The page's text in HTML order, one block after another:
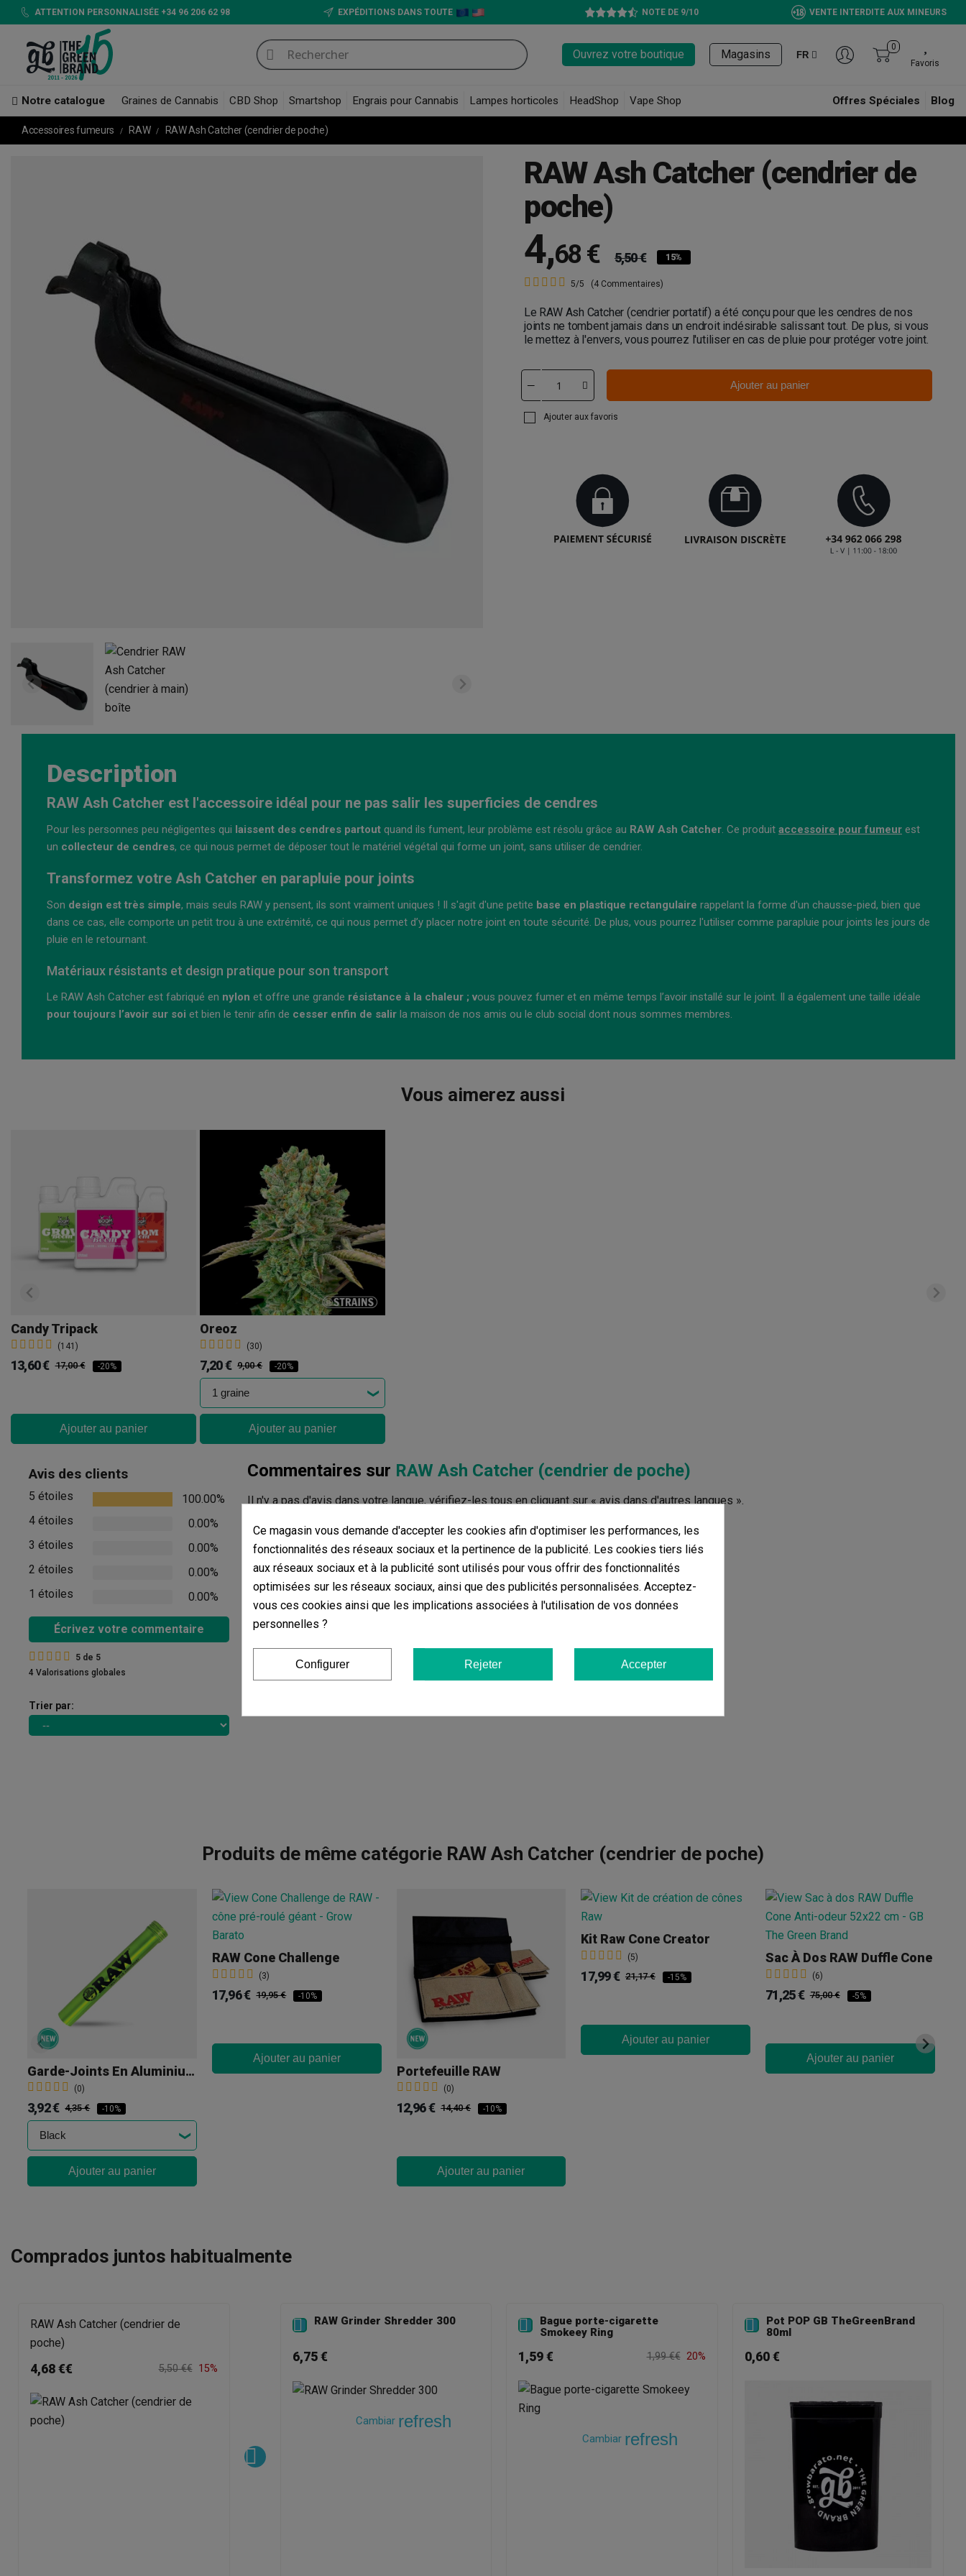
ATTENTION PERSONNALISÉE +34 96 206 62 98 EXPÉDITIONS DANS TOUTE NOTE DE 9/10 VENTE INTERDITE AUX MINEURS
Ouvrez votre boutique Magasins FR
0
Favoris
Notre catalogue Graines de Cannabis CBD Shop Smartshop Engrais pour Cannabis Lampes horticoles HeadShop Vape Shop Offres Spéciales Blog
Accessoires fumeurs RAW RAW Ash Catcher (cendrier de poche)
RAW Ash Catcher (cendrier de
poche)
4,68 € 5,50 € 15%
5/5 (4 Commentaires)
Le RAW Ash Catcher (cendrier portatif) a été conçu pour que les cendres de nos
joints ne tombent jamais dans un endroit indésirable salissant tout. De plus, si vous
le mettez à l'envers, vous pourrez l'utiliser en cas de pluie pour protéger votre joint.
Ajouter au panier
Ajouter aux favoris
Description
RAW Ash Catcher est l'accessoire idéal pour ne pas salir les superficies de cendres
Pour les personnes peu négligentes qui laissent des cendres partout quand ils fument, leur problème est résolu grâce au RAW Ash Catcher. Ce produit accessoire pour fumeur est
un collecteur de cendres, ce qui nous permet de déposer tout le matériel végétal qui forme un joint, sans utiliser de cendrier.
Transformez votre Ash Catcher en parapluie pour joints
Son design est très simple, mais seuls RAW y pensent, ils sont vraiment uniques ! Il s'agit d'une petite base en plastique rectangulaire rappelant la forme d'un chausse-pied, bien que
dans ce cas, elle comporte un petit trou à une extrémité, ce qui nous permet d’y placer notre joint en toute sécurité. De plus, vous pourrez l'utiliser comme parapluie pour joints les jours de
pluie en le retournant.
Matériaux résistants et design pratique pour son transport
Le RAW Ash Catcher est fabriqué en nylon et offre une grande résistance à la chaleur ; vous pouvez fumer et en même temps l’avoir installé sur le joint. Il a également une taille idéale
pour toujours l’avoir sur soi et bien le tenir afin de cesser enfin de salir la maison de nos amis ou le club social dont nous sommes membres.
Vous aimerez aussi
Candy Tripack
(141)
13,60 € 17,00 € -20%
Ajouter au panier
Oreoz
(30)
7,20 € 9,00 € -20%
Ajouter au panier
Avis des clients
5 étoiles
100.00%
4 étoiles
0.00%
3 étoiles
0.00%
2 étoiles
0.00%
1 étoiles
0.00%
Écrivez votre commentaire
5 de 5
4 Valorisations globales
Trier par:
Commentaires sur RAW Ash Catcher (cendrier de poche)
Il n'y a pas d'avis dans votre langue, vérifiez-les tous en cliquant sur « avis dans d'autres langues ».
Afficher les commentaires dans d’autres langues
Produits de même catégorie RAW Ash Catcher (cendrier de poche)
Garde-Joints En Aluminium RAW
(0)
3,92 € 4,35 € -10%
Ajouter au panier
RAW Cone Challenge
(3)
17,96 € 19,95 € -10%
Ajouter au panier
Portefeuille RAW
(0)
12,96 € 14,40 € -10%
Ajouter au panier
Kit Raw Cone Creator
(5)
17,99 € 21,17 € -15%
Ajouter au panier
Sac À Dos RAW Duffle Cone
(6)
71,25 € 75,00 € -5%
Ajouter au panier
Comprados juntos habitualmente
RAW Ash Catcher (cendrier de
poche)
4,68 €€ 5,50 €€ 15%
 RAW Grinder Shredder 300
6,75 €
Cambiar refresh

Bague porte-cigarette
Smokeey Ring
1,59 € 1,99 €€ 20%
Cambiar refresh

Pot POP GB TheGreenBrand
80ml
0,60 €
Ce magasin vous demande d'accepter les cookies afin d'optimiser les performances, les
fonctionnalités des réseaux sociaux et la pertinence de la publicité. Les cookies tiers liés
aux réseaux sociaux et à la publicité sont utilisés pour vous offrir des fonctionnalités
optimisées sur les réseaux sociaux, ainsi que des publicités personnalisées. Acceptez-
vous ces cookies ainsi que les implications associées à l'utilisation de vos données
personnelles ?
Configurer Rejeter Accepter